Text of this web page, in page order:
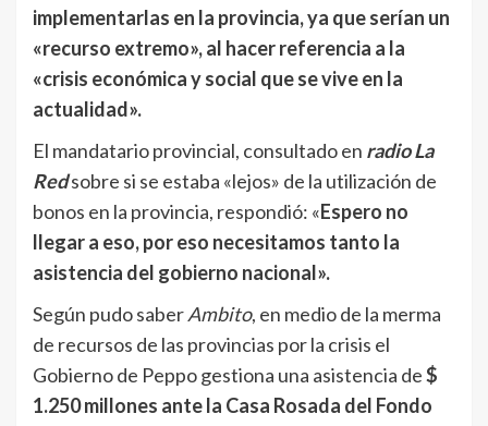
implementarlas en la provincia, ya que serían un
«recurso extremo», al hacer referencia a la
«crisis económica y social que se vive en la
actualidad».
El mandatario provincial, consultado en radio La
Redsobre si se estaba «lejos» de la utilización de
bonos en la provincia, respondió: «Espero no
llegar a eso, por eso necesitamos tanto la
asistencia del gobierno nacional».
Según pudo saberAmbito, en medio de la merma
de recursos de las provincias por la crisis el
Gobierno de Peppo gestiona una asistencia de$
1.250 millones ante la Casa Rosada del Fondo